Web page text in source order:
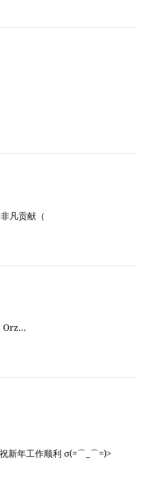
凡贡献（
Orz…
新年工作顺利 σ(=⌒_⌒=)>